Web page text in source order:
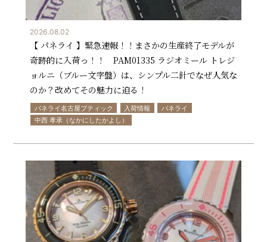
2026.08.02
【 パネライ 】緊急速報！！まさかの生産終了モデルが
奇跡的に入荷っ！！ PAM01335 ラジオミール トレジ
ョルニ（ブルー文字盤）は、シンプル二針でなぜ人気な
のか？改めてその魅力に迫る！
パネライ名古屋ブティック 入荷情報
パネライ
中西 孝承（なかにしたかよし）